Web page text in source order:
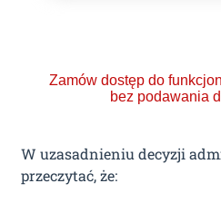
Zamów dostęp do
bez podawania
W uzasadnieniu decyzji
przeczytać, że: